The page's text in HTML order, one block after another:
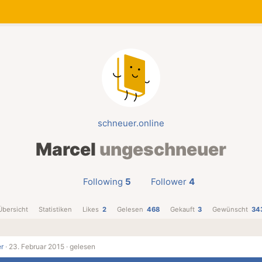
schneuer.online
Marcel ungeschneuer
Following 5 Follower 4
Statistiken Likes 2 Gelesen 468 Gekauft 3 Gewünscht
· 23. Februar 2015 · gelesen